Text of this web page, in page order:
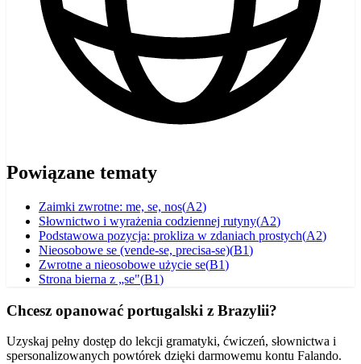
Powiązane tematy
Zaimki zwrotne: me, se, nos(A2)
Słownictwo i wyrażenia codziennej rutyny(A2)
Podstawowa pozycja: prokliza w zdaniach prostych(A2)
Nieosobowe se (vende-se, precisa-se)(B1)
Zwrotne a nieosobowe użycie se(B1)
Strona bierna z „se"(B1)
Chcesz opanować portugalski z Brazylii?
Uzyskaj pełny dostęp do lekcji gramatyki, ćwiczeń, słownictwa i
spersonalizowanych powtórek dzięki darmowemu kontu Falando.